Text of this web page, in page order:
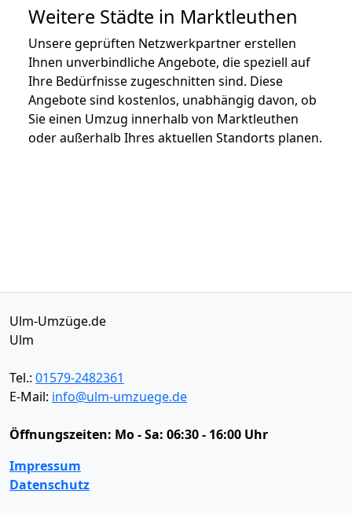
Weitere Städte in Marktleuthen
Unsere geprüften Netzwerkpartner erstellen
Ihnen unverbindliche Angebote, die speziell auf
Ihre Bedürfnisse zugeschnitten sind. Diese
Angebote sind kostenlos, unabhängig davon, ob
Sie einen Umzug innerhalb von Marktleuthen
oder außerhalb Ihres aktuellen Standorts planen.
Ulm-Umzüge.de
Ulm
Tel.: 01579-2482361
E-Mail: info@ulm-umzuege.de
Öffnungszeiten: Mo - Sa: 06:30 - 16:00 Uhr
Impressum
Datenschutz